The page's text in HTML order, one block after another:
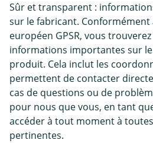
Sûr et transparent :
sur le fabricant.
européen GPSR, vous
informations importantes sur
produit. Cela inclut les
permettent de contacter
cas de questions ou de
pour nous que vous, en tant
accéder à tout moment à
pertinentes.